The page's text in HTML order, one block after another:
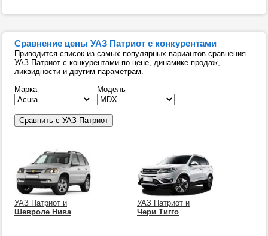
Сравнение цены УАЗ Патриот с конкурентами
Приводится список из самых популярных вариантов сравнения
УАЗ Патриот с конкурентами по цене, динамике продаж,
ликвидности и другим параметрам.
Марка
Модель
УАЗ Патриот и
Шевроле Нива
УАЗ Патриот и
Чери Тигго